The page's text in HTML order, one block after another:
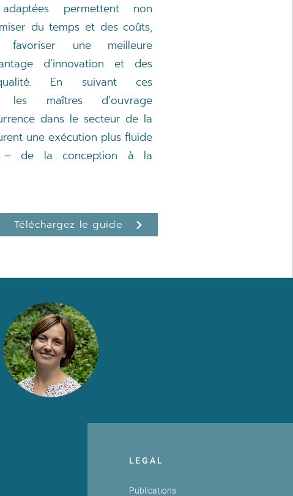
permettent non
du temps et des coûts,
une meilleure
d’innovation et des
En suivant ces
les maîtres d’ouvrage
dans le secteur de la
une exécution plus fluide
– de la conception à la
Téléchargez le guide
LEGAL
Publications